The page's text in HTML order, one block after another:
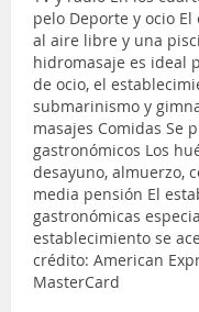
pelo Deporte y ocio
al aire libre y una
hidromasaje es ideal
de ocio, el
submarinismo y
masajes Comidas Se
gastronómicos Los
desayuno, almuerzo,
media pensión El
gastronómicas
establecimiento se
crédito: American
MasterCard